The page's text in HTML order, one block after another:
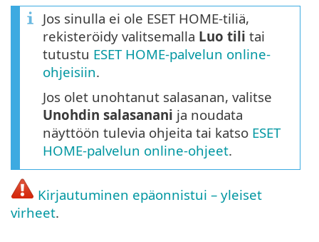
Jos sinulla ei ole ESET HOME-tiliä,
rekisteröidy valitsemalla Luo tili tai
tutustu ESET HOME-palvelun online-
ohjeisiin.
Jos olet unohtanut salasanan, valitse
Unohdin salasanani ja noudata
näyttöön tulevia ohjeita tai katso ESET
HOME-palvelun online-ohjeet.
Kirjautuminen epäonnistui – yleiset
virheet.